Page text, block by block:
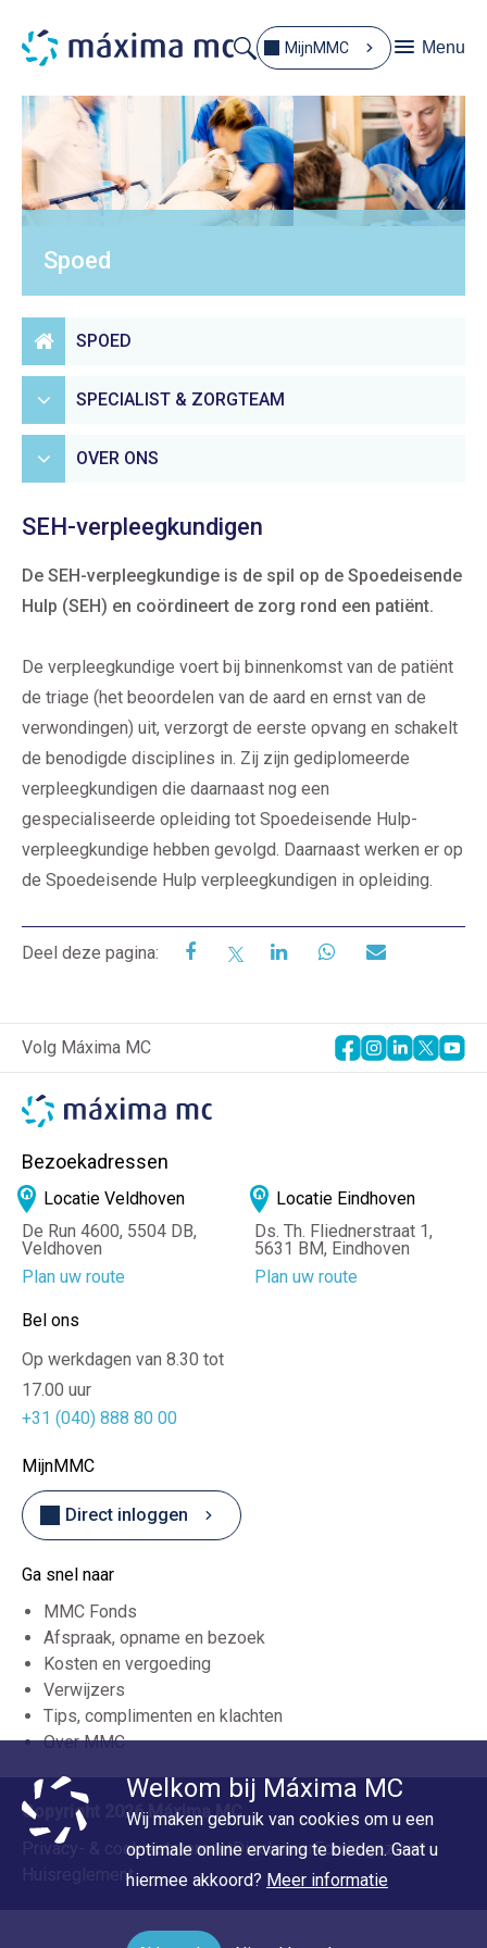
MijnMMC Menu
Spoed
SPOED
SPECIALIST & ZORGTEAM
OVER ONS
SEH-verpleegkundigen
De SEH-verpleegkundige is de spil op de Spoedeisende
Hulp (SEH) en coördineert de zorg rond een patiënt.
De verpleegkundige voert bij binnenkomst van de patiënt
de triage (het beoordelen van de aard en ernst van de
verwondingen) uit, verzorgt de eerste opvang en schakelt
de benodigde disciplines in. Zij zijn gediplomeerde
verpleegkundigen die daarnaast nog een
gespecialiseerde opleiding tot Spoedeisende Hulp-
verpleegkundige hebben gevolgd. Daarnaast werken er op
de Spoedeisende Hulp verpleegkundigen in opleiding.
Deel deze pagina:
Bel ons
Op werkdagen van 8.30 tot
17.00 uur
+31 (040) 888 80 00
Bezoekadressen
Locatie Veldhoven
De Run 4600, 5504 DB,
Veldhoven
Plan uw route
Locatie Eindhoven
Ds. Th. Fliednerstraat 1,
5631 BM, Eindhoven
Plan uw route
Volg Máxima MC
Ga snel naar
MMC Fonds
Afspraak, opname en bezoek
Kosten en vergoeding
Verwijzers
Tips, complimenten en klachten
Over MMC
MijnMMC
Direct inloggen
Privacy- & cookiestatementDisclaimerFoutje gezien?
Huisreglement
Copyright 2026 Máxima MC
Welkom bij Máxima MC
Wij maken gebruik van cookies om u een
optimale online ervaring te bieden. Gaat u
hiermee akkoord? Meer informatie